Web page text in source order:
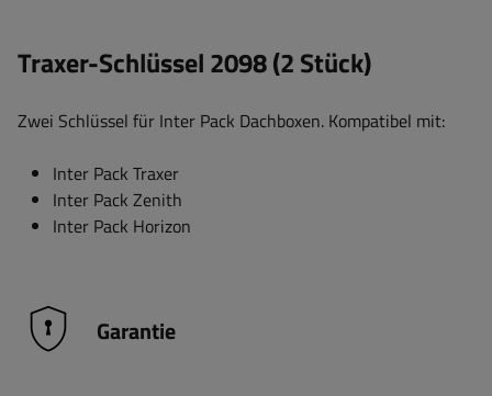
Traxer-Schlüssel 2098 (2 Stück)
Zwei Schlüssel für Inter Pack Dachboxen. Kompatibel mit:
Inter Pack Traxer
Inter Pack Zenith
Inter Pack Horizon
Garantie